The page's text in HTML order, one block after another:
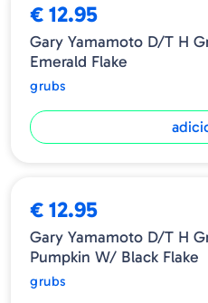
€ 12.95
Gary Yamamoto D/T H
Emerald Flake
grubs
€ 12.95
Gary Yamamoto D/T H
Pumpkin W/ Black Flake
grubs